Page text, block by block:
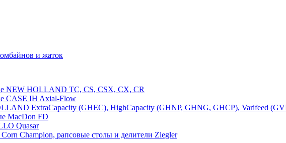
и жаток
NEW HOLLAND TC, CS, CSX, CX, CR
CASE IH Axial-Flow
ExtraCapacity (GHEC), HighCapacity (GHNP, GHNG, GHCP), Varifeed
MacDon FD
Quasar
Champion, рапсовые столы и делители Ziegler